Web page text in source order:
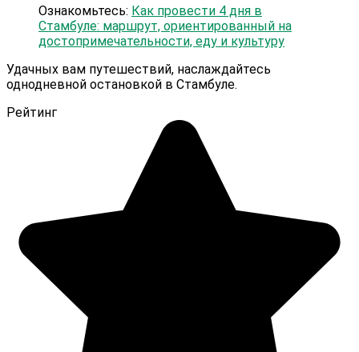
Ознакомьтесь: Как провести 4 дня в
Стамбуле: маршрут, ориентированный на
достопримечательности, еду и культуру
Удачных вам путешествий, наслаждайтесь
однодневной остановкой в Стамбуле.
Рейтинг